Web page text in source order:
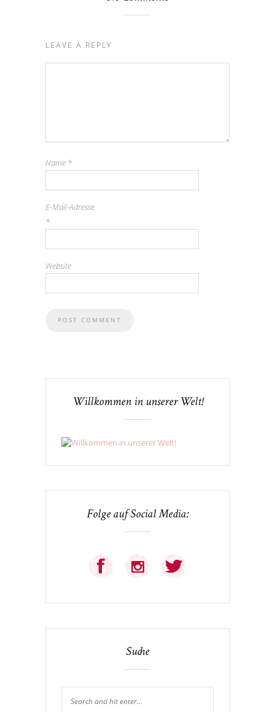
LEAVE A REPLY
Name *
E-Mail-Adresse
*
Website
Willkommen in unserer Welt!
Folge auf Social Media:
Suche